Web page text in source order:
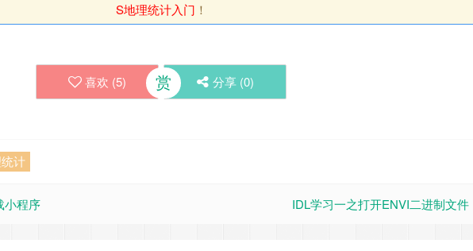
S地理统计入门 ！
喜欢 (5) 赏 分享 (0)
计
小程序 IDL学习一之打开ENVI二进制文件